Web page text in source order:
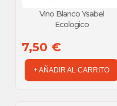
Vino Blanco Ysabel
Ecologico
7,50 €
+ AÑADIR AL CARRITO